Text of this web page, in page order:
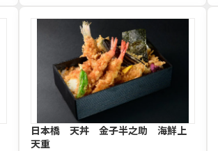
日本橋 天丼 金子半之助 海鮮上
天重